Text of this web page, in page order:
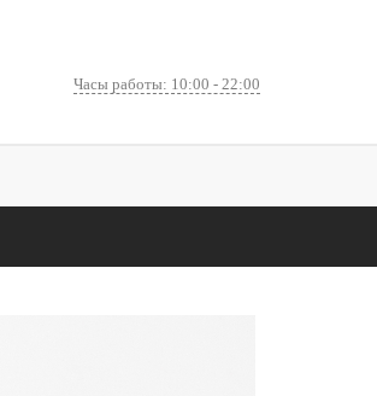
Часы работы: 10:00 - 22:00